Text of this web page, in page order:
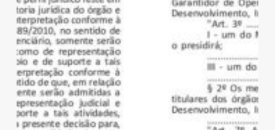
publicado
decreto
que
regulamenta
a
CBS